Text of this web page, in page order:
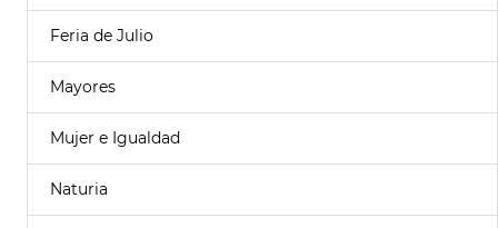
Feria de Julio
Mayores
Mujer e Igualdad
Naturia